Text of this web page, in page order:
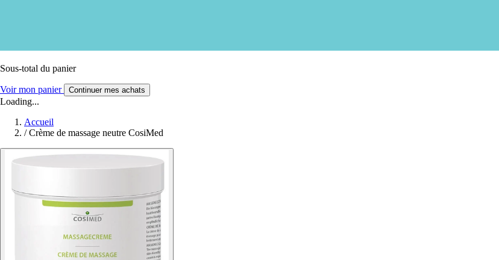
Sous-total du panier
Voir mon panier Continuer mes achats
Loading...
Accueil
/ Crème de massage neutre CosiMed